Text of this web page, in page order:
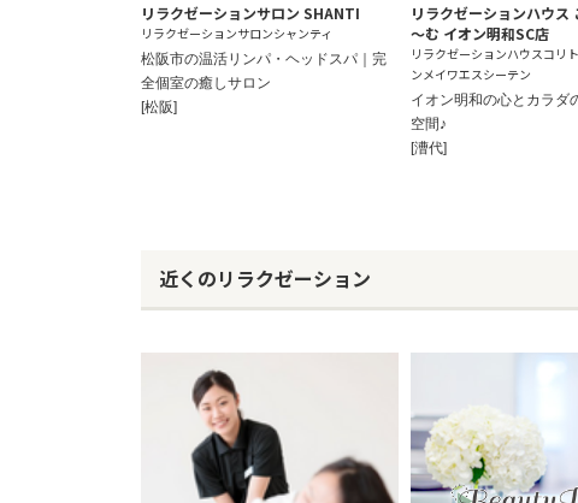
リラクゼーションサロン SHANTI
リラクゼーションサロンシャンティ
松阪市の温活リンパ・ヘッドスパ｜完
全個室の癒しサロン
[松阪]
リラクゼーションハウス
～む イオン明和SC店
リラクゼーションハウスコリ
ンメイワエスシーテン
イオン明和の心とカラダ
空間♪
[漕代]
近くのリラクゼーション